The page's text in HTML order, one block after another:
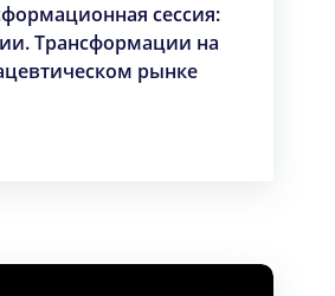
сессия:
Трансформации на
рынке